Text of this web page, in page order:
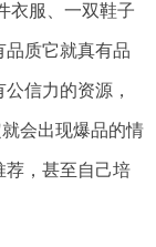
衣服、一双鞋子
品质它就真有品
信力的资源，
会出现爆品的情
荐，甚至自己培